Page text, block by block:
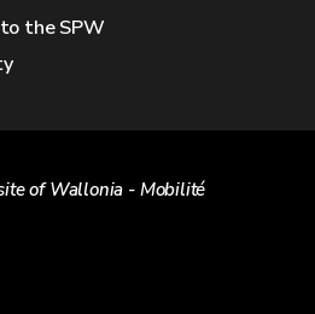
the SPW
of Wallonia - Mobilité